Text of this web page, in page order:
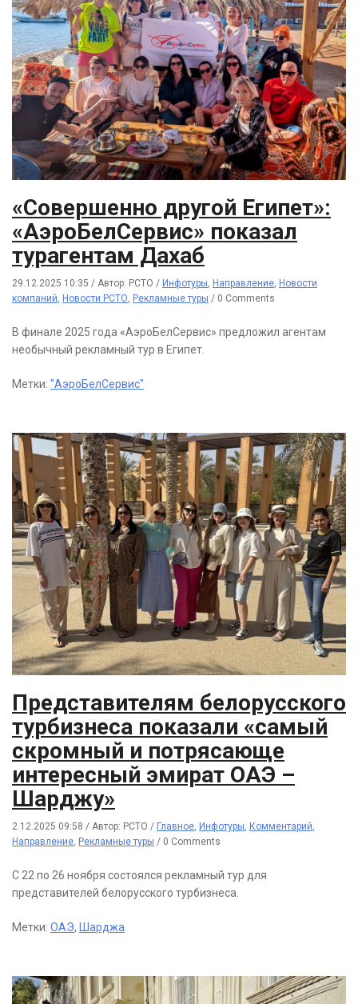
«Совершенно другой Египет»:
«АэроБелСервис» показал
турагентам Дахаб
29.12.2025 10:35 / Автор: РСТО / Инфотуры, Направление, Новости
компаний, Новости РСТО, Рекламные туры / 0 Comments
В финале 2025 года «АэроБелСервис» предложил агентам
необычный рекламный тур в Египет.
Метки: "АэроБелСервис"
Представителям белорусского
турбизнеса показали «самый
скромный и потрясающе
интересный эмират ОАЭ –
Шарджу»
2.12.2025 09:58 / Автор: РСТО / Главное Инфотуры Комментарий
Направление Рекламные туры / 0 Comments
С 22 по 26 ноября состоялся рекламный тур для
представителей белорусского турбизнеса.
Метки: ОАЭ, Шарджа